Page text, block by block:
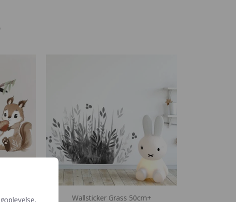
(str M) Wallsticker Grass 50cm+